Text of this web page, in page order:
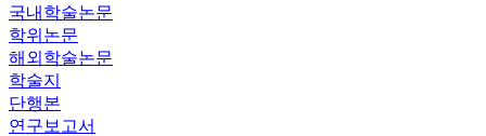
국내학술논문
학위논문
해외학술논문
학술지
단행본
연구보고서